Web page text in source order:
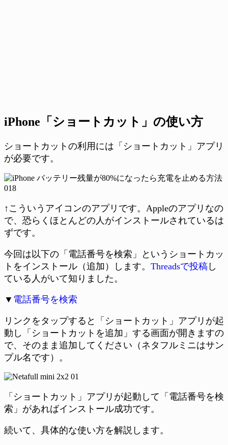
iPhone「ショートカット」の使い方
ショートカットの利用には「ショートカット」アプリ
が必要です。
↑こういうアイコンのアプリです。Appleのアプリなの
で、恐らくほとんどの人がインストールされているは
ずです。
今回は以下の「電話番号を検索」というショートカッ
トをインストール（追加）します。 Threadsで投稿 し
ている人がいて知りました。
▼ 電話番号を検索
リンクをタップすると「ショートカット」アプリが起
動し「ショートカットを追加」する画面が開きますの
で、そのまま追加してください（ネタフルミニはサン
プル名です）。
「ショートカット」アプリが起動して「電話番号を検
索」があればインストール成功です。
続いて、具体的な使い方を解説します。